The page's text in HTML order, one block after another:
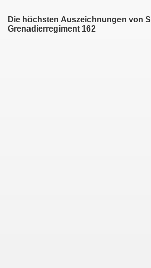
Die höchsten Auszeichnungen von
Grenadierregiment 162